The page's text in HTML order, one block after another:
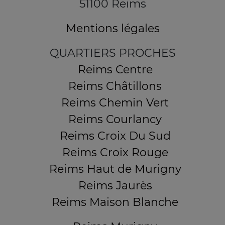
51100 Reims
Mentions légales
QUARTIERS PROCHES
Reims Centre
Reims Châtillons
Reims Chemin Vert
Reims Courlancy
Reims Croix Du Sud
Reims Croix Rouge
Reims Haut de Murigny
Reims Jaurès
Reims Maison Blanche